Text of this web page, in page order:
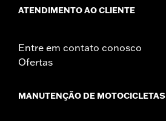
ATENDIMENTO AO CLIENTE
Entre em contato conosco
Ofertas
MANUTENÇÃO DE MOTOCICLETAS